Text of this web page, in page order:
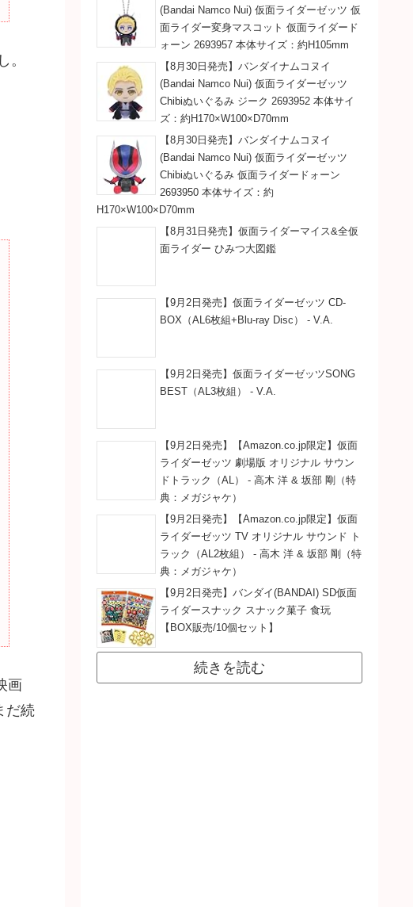
。
画
だ続
(Bandai Namco Nui) 仮面ライダーゼッツ 仮
面ライダー変身マスコット 仮面ライダード
ォーン 2693957 本体サイズ：約H105mm
【8月30日発売】バンダイナムコヌイ
(Bandai Namco Nui) 仮面ライダーゼッツ
Chibiぬいぐるみ ジーク 2693952 本体サイ
ズ：約H170×W100×D70mm
【8月30日発売】バンダイナムコヌイ
(Bandai Namco Nui) 仮面ライダーゼッツ
Chibiぬいぐるみ 仮面ライダードォーン
2693950 本体サイズ：約
H170×W100×D70mm
【8月31日発売】仮面ライダーマイス&全仮
面ライダー ひみつ大図鑑
【9月2日発売】仮面ライダーゼッツ CD-
BOX（AL6枚組+Blu-ray Disc） - V.A.
【9月2日発売】仮面ライダーゼッツSONG
BEST（AL3枚組） - V.A.
【9月2日発売】【Amazon.co.jp限定】仮面
ライダーゼッツ 劇場版 オリジナル サウン
ドトラック（AL） - 高木 洋 & 坂部 剛（特
典：メガジャケ）
【9月2日発売】【Amazon.co.jp限定】仮面
ライダーゼッツ TV オリジナル サウンド ト
ラック（AL2枚組） - 高木 洋 & 坂部 剛（特
典：メガジャケ）
【9月2日発売】バンダイ(BANDAI) SD仮面
ライダースナック スナック菓子 食玩
【BOX販売/10個セット】
続きを読む